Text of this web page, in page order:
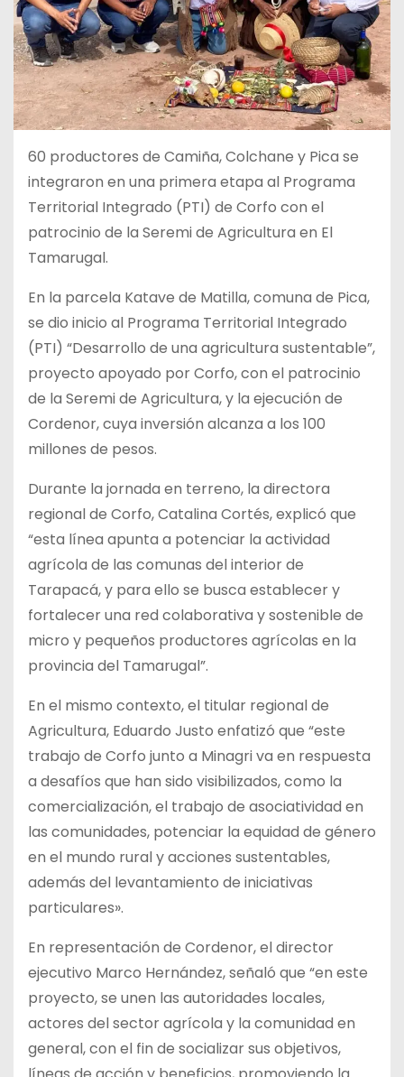
60 productores de Camiña, Colchane y Pica se
integraron en una primera etapa al Programa
Territorial Integrado (PTI) de Corfo con el
patrocinio de la Seremi de Agricultura en El
Tamarugal.
En la parcela Katave de Matilla, comuna de Pica,
se dio inicio al Programa Territorial Integrado
(PTI) “Desarrollo de una agricultura sustentable”,
proyecto apoyado por Corfo, con el patrocinio
de la Seremi de Agricultura, y la ejecución de
Cordenor, cuya inversión alcanza a los 100
millones de pesos.
Durante la jornada en terreno, la directora
regional de Corfo, Catalina Cortés, explicó que
“esta línea apunta a potenciar la actividad
agrícola de las comunas del interior de
Tarapacá, y para ello se busca establecer y
fortalecer una red colaborativa y sostenible de
micro y pequeños productores agrícolas en la
provincia del Tamarugal”.
En el mismo contexto, el titular regional de
Agricultura, Eduardo Justo enfatizó que “este
trabajo de Corfo junto a Minagri va en respuesta
a desafíos que han sido visibilizados, como la
comercialización, el trabajo de asociatividad en
las comunidades, potenciar la equidad de género
en el mundo rural y acciones sustentables,
además del levantamiento de iniciativas
particulares».
En representación de Cordenor, el director
ejecutivo Marco Hernández, señaló que “en este
proyecto, se unen las autoridades locales,
actores del sector agrícola y la comunidad en
general, con el fin de socializar sus objetivos,